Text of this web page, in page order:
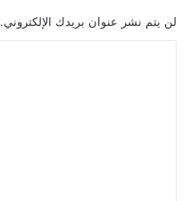
لن يتم نشر عنوان بريدك الإلكتروني.